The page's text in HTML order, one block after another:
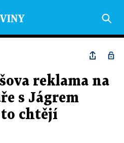
reklama na
s Jágrem
to chtějí